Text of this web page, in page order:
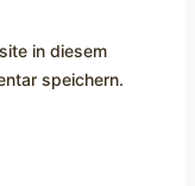
in diesem
speichern.